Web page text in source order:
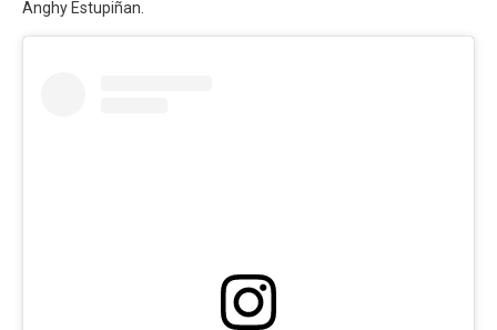
Anghy Estupiñan.